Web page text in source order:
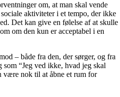
om, at man skal vende
aktiviteter i et tempo, der ikke
Det kan give en følelse af at skulle
om den kun er acceptabel i en
– både fra den, der sørger, og fra
“Jeg ved ikke, hvad jeg skal
være nok til at åbne et rum for